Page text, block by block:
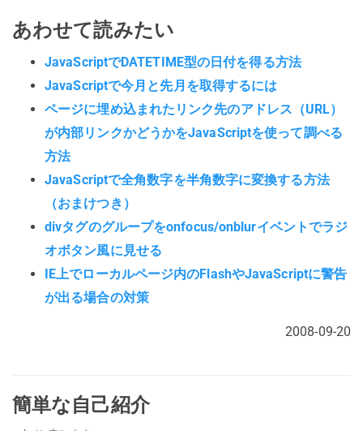
あわせて読みたい
JavaScriptでDATETIME型の日付を得る方法
JavaScriptで今月と先月を取得するには
ページに埋め込まれたリンク先のアドレス（URL）
が内部リンクかどうかをJavaScriptを使って調べる
方法
JavaScriptで全角数字を半角数字に変換する方法
（おまけつき）
divタグのグループをonfocus/onblurイベントでラジ
オボタン風に見せる
IE上でローカルページ内のFlashやJavaScriptに警告
が出る場合の対策
2008-09-20
簡単な自己紹介